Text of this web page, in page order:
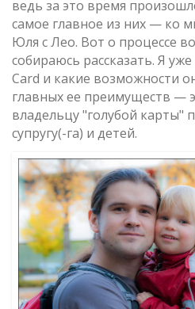
ведь за это время
самое главное из них — ко
Юля с Лео. Вот о процессе
собираюсь рассказать. Я
Card и какие возможности
главных ее преимуществ —
владельцу "голубой карты"
супругу(-га) и детей.